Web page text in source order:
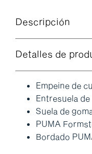
Descripción
Detalles de
Empeine de
Entresuela de
Suela de
PUMA
Bordado